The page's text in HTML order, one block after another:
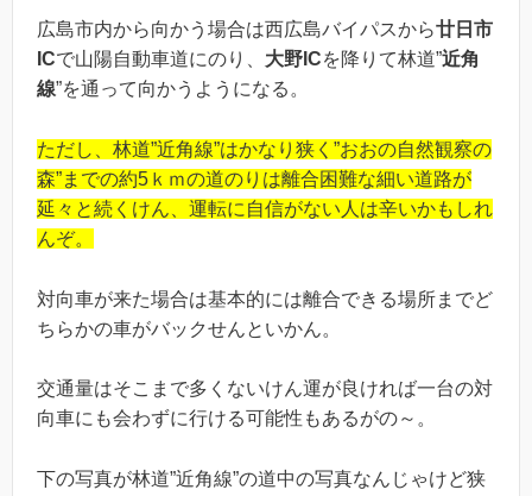
広島市内から向かう場合は西広島バイパスから廿日市
ICで山陽自動車道にのり、 大野ICを降りて林道”近角
線”を通って向かうようになる。
ただし、林道”近角線”はかなり狭く”おおの自然観察の
森”までの約5ｋｍの道のりは離合困難な細い道路が
延々と続くけん、運転に自信がない人は辛いかもしれ
んぞ。
対向車が来た場合は基本的には離合できる場所までど
ちらかの車がバックせんといかん。
交通量はそこまで多くないけん運が良ければ一台の対
向車にも会わずに行ける可能性もあるがの～。
下の写真が林道”近角線”の道中の写真なんじゃけど狭